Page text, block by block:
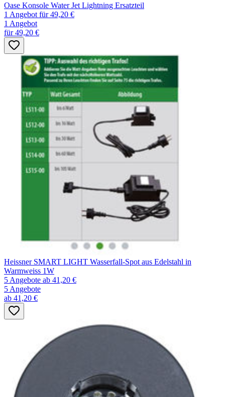
Oase Konsole Water Jet Lightning Ersatzteil
1 Angebot für 49,20 €
1 Angebot
für 49,20 €
Heissner SMART LIGHT Wasserfall-Spot aus Edelstahl in
Warmweiss 1W
5 Angebote ab 41,20 €
5 Angebote
ab 41,20 €